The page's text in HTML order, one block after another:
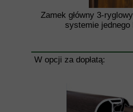
Zamek główny 3-
systemie jednego
W opcji za dopłatą: